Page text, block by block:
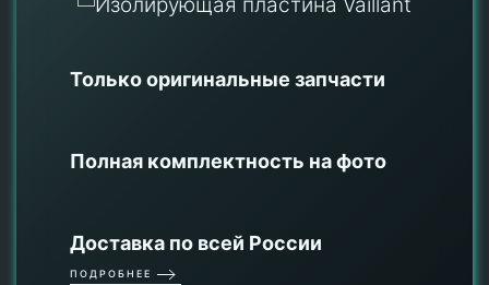
Только оригинальные запчасти
Полная комплектность на фото
Доставка по всей России
ПОДРОБНЕЕ